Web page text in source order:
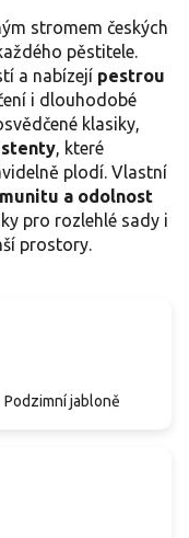
stromem českých
pěstitele.
a nabízejí pestrou
i dlouhodobé
klasiky,
, které
plodí. Vlastní
a odolnost
pro rozlehlé sady i
prostory.
Podzimní jabloně